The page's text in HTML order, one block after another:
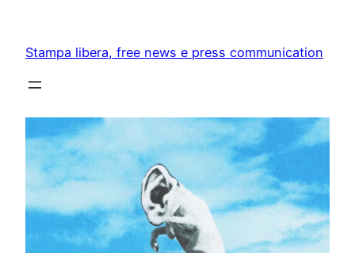
content
Stampa libera, free news e press communication